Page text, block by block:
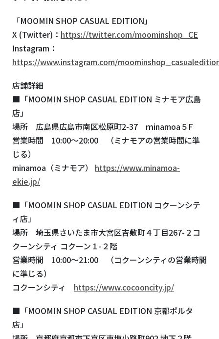
「MOOMIN SHOP CASUAL EDITION」
X (Twitter)： https://twitter.com/moominshop_CE
Instagram：
https://www.instagram.com/
店舗詳細
■「MOOMIN SHOP CASUAL EDITION ミナモア広島
店」
場所 広島県広島市南区松原町2-37 ｍinamoa５F
営業時間 10:00～20:00 （ミナモアの営業時間に準
じる）
minamoa（ミナモア） https://www.minamoa-
ekie.jp/
■「MOOMIN SHOP CASUAL EDITION コクーンシテ
ィ店」
場所 埼玉県さいたま市大宮区吉敷町４丁目267-２コ
クーンシティ コクーン１-２階
営業時間 10:00～21:00 （コクーンシティの営業時間
に準じる）
コクーンシティ https://www.cocooncity.jp/
■「MOOMIN SHOP CASUAL EDITION 京都ポルタ
店」